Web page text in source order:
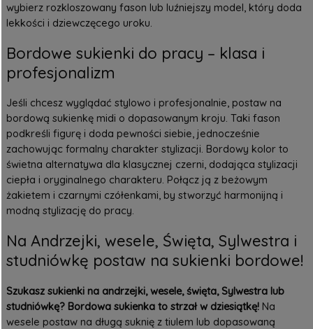
wybierz rozkloszowany fason lub luźniejszy model, który doda
lekkości i dziewczęcego uroku.
Bordowe sukienki do pracy – klasa i
profesjonalizm
Jeśli chcesz wyglądać stylowo i profesjonalnie, postaw na
bordową sukienkę midi o dopasowanym kroju. Taki fason
podkreśli figurę i doda pewności siebie, jednocześnie
zachowując formalny charakter stylizacji. Bordowy kolor to
świetna alternatywa dla klasycznej czerni, dodająca stylizacji
ciepła i oryginalnego charakteru. Połącz ją z beżowym
żakietem i czarnymi czółenkami, by stworzyć harmonijną i
modną stylizację do pracy.
Na Andrzejki, wesele, Święta, Sylwestra i
studniówkę postaw na sukienki bordowe!
Szukasz sukienki na andrzejki, wesele, święta, Sylwestra lub
studniówkę? Bordowa sukienka to strzał w dziesiątkę!Na
wesele postaw na długą suknię z tiulem lub dopasowaną